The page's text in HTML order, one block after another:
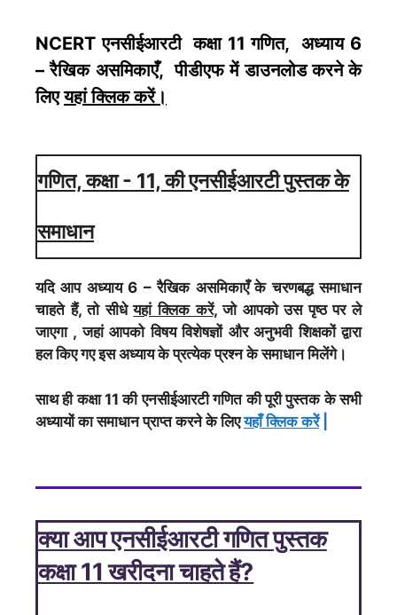
NCERT एनसीईआरटी कक्षा 11 गणित, अध्याय 6
– रैखिक असमिकाएँ, पीडीएफ में डाउनलोड करने के
लिएयहां क्लिक करें।
गणित, कक्षा - 11, की एनसीईआरटी पुस्तक के
समाधान
यदि आप अध्याय 6 – रैखिक असमिकाएँ के चरणबद्ध समाधान
चाहते हैं, तो सीधेयहां क्लिक करें, जो आपको उस पृष्ठ पर ले
जाएगा , जहां आपको विषय विशेषज्ञों और अनुभवी शिक्षकों द्वारा
हल किए गए इस अध्याय के प्रत्येक प्रश्न के समाधान मिलेंगे।
साथ ही कक्षा 11 की एनसीईआरटी गणित की पूरी पुस्तक के सभी
अध्यायों का समाधान प्राप्त करने के लिएयहाँ क्लिक करेें|
क्या आप एनसीईआरटी गणित पुस्तक
कक्षा 11 खरीदना चाहते हैं?